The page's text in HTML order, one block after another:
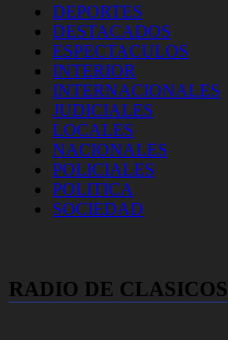
DEPORTES
DESTACADOS
ESPECTACULOS
INTERIOR
INTERNACIONALES
JUDICIALES
LOCALES
NACIONALES
POLICIALES
POLITICA
SOCIEDAD
RADIO DE CLASICOS